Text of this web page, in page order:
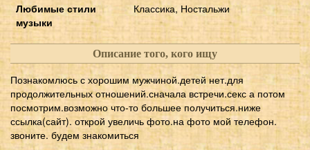
Любимые стили
музыки
Классика, Ностальжи
Описание того, кого ищу
Познакомлюсь с хорошим мужчиной.детей нет.для
продолжительных отношений.сначала встречи.секс а потом
посмотрим.возможно что-то большее получиться.ниже
ссылка(сайт). открой увеличь фото.на фото мой телефон.
звоните. будем знакомиться